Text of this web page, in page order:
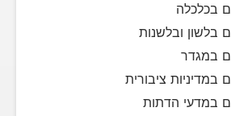
בכלכלה
בלשון ובלשנות
במגדר
במדיניות ציבורית
במדעי הדתות